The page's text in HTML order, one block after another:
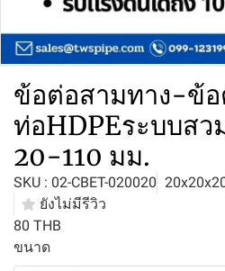
ข้อต่อสามทาง-ข้
ท่อHDPEระบบส
20-110 มม.
SKU : 02-CBET-020020
ยังไม่มีรีวิว
80 THB
ขนาด